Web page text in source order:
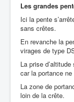
Les grandes
Ici la pente
sans crêtes.
En revanche la
virages de type
La prise
car la portance
La zone de
loin de la crête.